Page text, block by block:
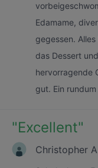
Edamame,
gegessen.
das Dessert
hervorragende
gut. Ein
"Excellent"
Christopher